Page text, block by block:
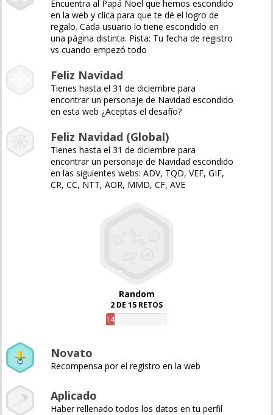
Encuentra al Papá Noel que hemos escondido
en la web y clica para que te dé el logro de
regalo. Cada usuario lo tiene escondido en
una página distinta. Pista: Tu fecha de registro
vs cuando empezó todo
Feliz Navidad
Tienes hasta el 31 de diciembre para
encontrar un personaje de Navidad escondido
en esta web ¿Aceptas el desafío?
Feliz Navidad (Global)
Tienes hasta el 31 de diciembre para
encontrar un personaje de Navidad escondido
en las siguientes webs: ADV, TQD, VEF, GIF,
CR, CC, NTT, AOR, MMD, CF, AVE
Random
2 DE 15 RETOS
14%
Novato
Recompensa por el registro en la web
Aplicado
Haber rellenado todos los datos en tu perfil